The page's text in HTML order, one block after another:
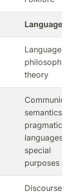
Language
Languages
philosophy
theory
semantics,
pragmatics,
languages
special
purposes
Discourse